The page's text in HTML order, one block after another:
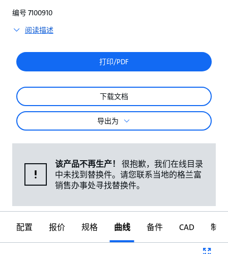
编号 7100910
阅读描述
打印/PDF
下载文档
导出为
该产品不再生产！
很抱歉，我们在线目录
中未找到替换件。请您联系当地的格兰富
销售办事处寻找替换件。
配置 报价 规格 曲线 备件 CAD 制图